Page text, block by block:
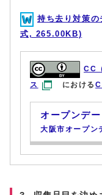
持ち去り対策
式, 265.00KB)
CC
ス
における
オープンデ
大阪市オープン